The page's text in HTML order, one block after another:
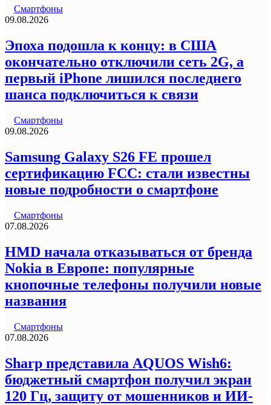
Смартфоны
09.08.2026
Эпоха подошла к концу: в США
окончательно отключили сеть 2G, а
первый iPhone лишился последнего
шанса подключиться к связи
Смартфоны
09.08.2026
Samsung Galaxy S26 FE прошел
сертификацию FCC: стали известны
новые подробности о смартфоне
Смартфоны
07.08.2026
HMD начала отказываться от бренда
Nokia в Европе: популярные
кнопочные телефоны получили новые
названия
Смартфоны
07.08.2026
Sharp представила AQUOS Wish6:
бюджетный смартфон получил экран
120 Гц, защиту от мошенников и ИИ-